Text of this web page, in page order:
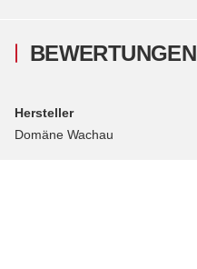
BEWERTUNGEN
Hersteller
Domäne Wachau